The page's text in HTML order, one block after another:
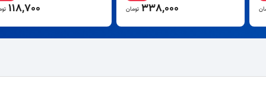
338,000 تومان 118,700